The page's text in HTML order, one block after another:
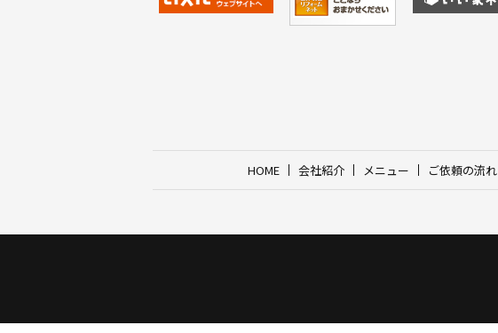
HOME 会社紹介 メニュー ご依頼の流れ